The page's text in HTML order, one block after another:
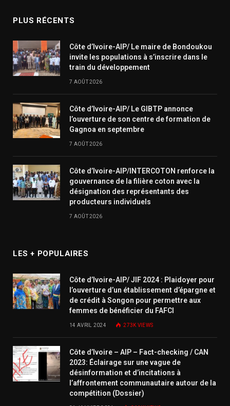
PLUS RÉCENTS
Côte d’Ivoire-AIP/ Le maire de Bondoukou
invite les populations à s’inscrire dans le
train du développement
7 AOÛT 2026
Côte d’Ivoire-AIP/ Le GIBTP annonce
l’ouverture de son centre de formation de
Gagnoa en septembre
7 AOÛT 2026
Côte d’Ivoire-AIP/INTERCOTON renforce la
gouvernance de la filière coton avec la
désignation des représentants des
producteurs individuels
7 AOÛT 2026
LES + POPULAIRES
Côte d’Ivoire-AIP/ JIF 2024 : Plaidoyer pour
l’ouverture d’un établissement d’épargne et
de crédit à Songon pour permettre aux
femmes de bénéficier du FAFCI
14 AVRIL 2024 273K VIEWS
Côte d’Ivoire – AIP – Fact-checking / CAN
2023: Éclairage sur une vague de
désinformation et d’incitations à
l’affrontement communautaire autour de la
compétition (Dossier)